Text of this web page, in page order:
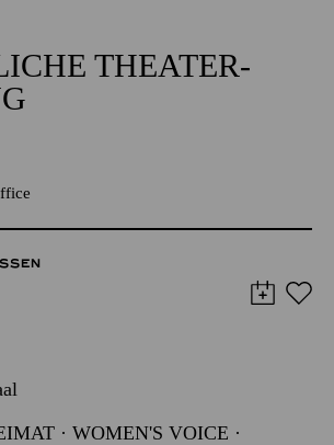
THEATER­
· WOMEN'S VOICE ·